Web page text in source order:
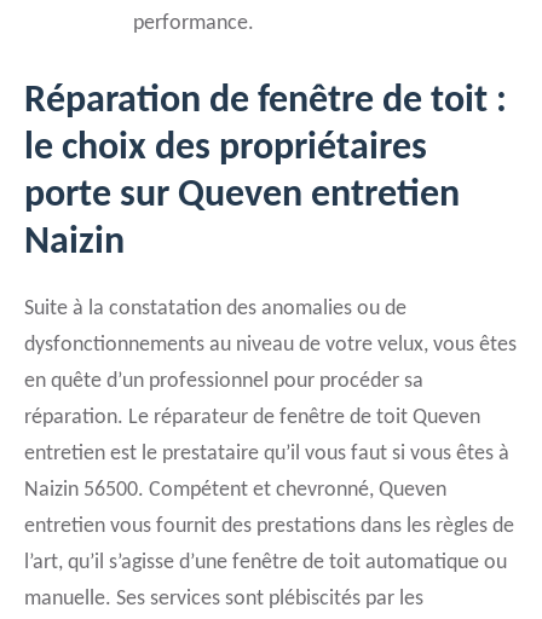
performance.
Réparation de fenêtre de toit :
le choix des propriétaires
porte sur Queven entretien
Naizin
Suite à la constatation des anomalies ou de
dysfonctionnements au niveau de votre velux, vous êtes
en quête d’un professionnel pour procéder sa
réparation. Le réparateur de fenêtre de toit Queven
entretien est le prestataire qu’il vous faut si vous êtes à
Naizin 56500. Compétent et chevronné, Queven
entretien vous fournit des prestations dans les règles de
l’art, qu’il s’agisse d’une fenêtre de toit automatique ou
manuelle. Ses services sont plébiscités par les